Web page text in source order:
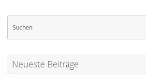
Neueste Beiträge